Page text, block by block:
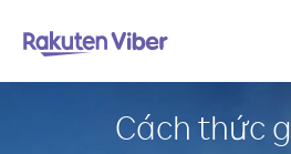
Cách thức